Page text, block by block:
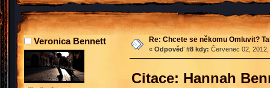
Veronica Bennett Re: Chcete se někomu Omluvit?
« Odpověď #8 kdy: Červenec 02,
Citace: Hannah